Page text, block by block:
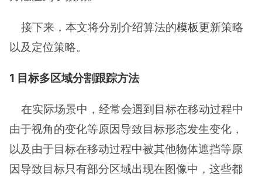
接下来，本文将分别介绍算法的模板更新策略
以及定位策略。
1 目标多区域分割跟踪方法
在实际场景中，经常会遇到目标在移动过程中
由于视角的变化等原因导致目标形态发生变化，
以及由于目标在移动过程中被其他物体遮挡等原
因导致目标只有部分区域出现在图像中，这些都